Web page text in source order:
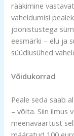
rääkimine
vaheldumisi
joonistustega
eesmärki – elu ja
süüdlusühed
Võidukorrad
Peale seda saab
– võita. Siin ilmus
meenaväärtust